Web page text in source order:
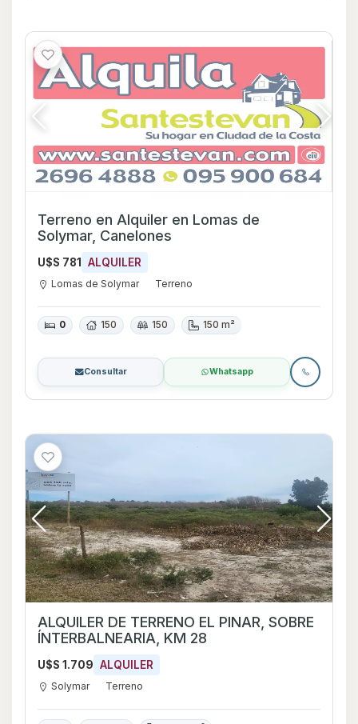
Terreno en Alquiler en Lomas de
Solymar, Canelones
U$S 781 ALQUILER
Lomas de Solymar Terreno
0 150 150 150 m²
Consultar Whatsapp
ALQUILER DE TERRENO EL PINAR, SOBRE
ÍNTERBALNEARIA, KM 28
U$S 1.709 ALQUILER
Solymar Terreno